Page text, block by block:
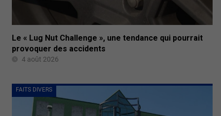
Le « Lug Nut Challenge », une tendance qui pourrait
provoquer des accidents
4 août 2026
FAITS DIVERS